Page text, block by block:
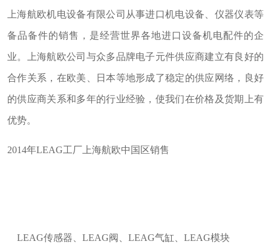
上海航欧机电设备有限公司从事进口机电设备、仪器仪表等
备品备件的销售，是经营世界各地进口设备机电配件的企
业。上海航欧公司与众多品牌电子元件供应商建立有良好的
合作关系，在欧美、日本等地形成了稳定的供应网络，良好
的供应商关系和多年的行业经验，使我们在价格及货期上有
优势。
2014年LEAG工厂上海航欧中国区销售
LEAG传感器、LEAG阀、LEAG气缸、LEAG模块